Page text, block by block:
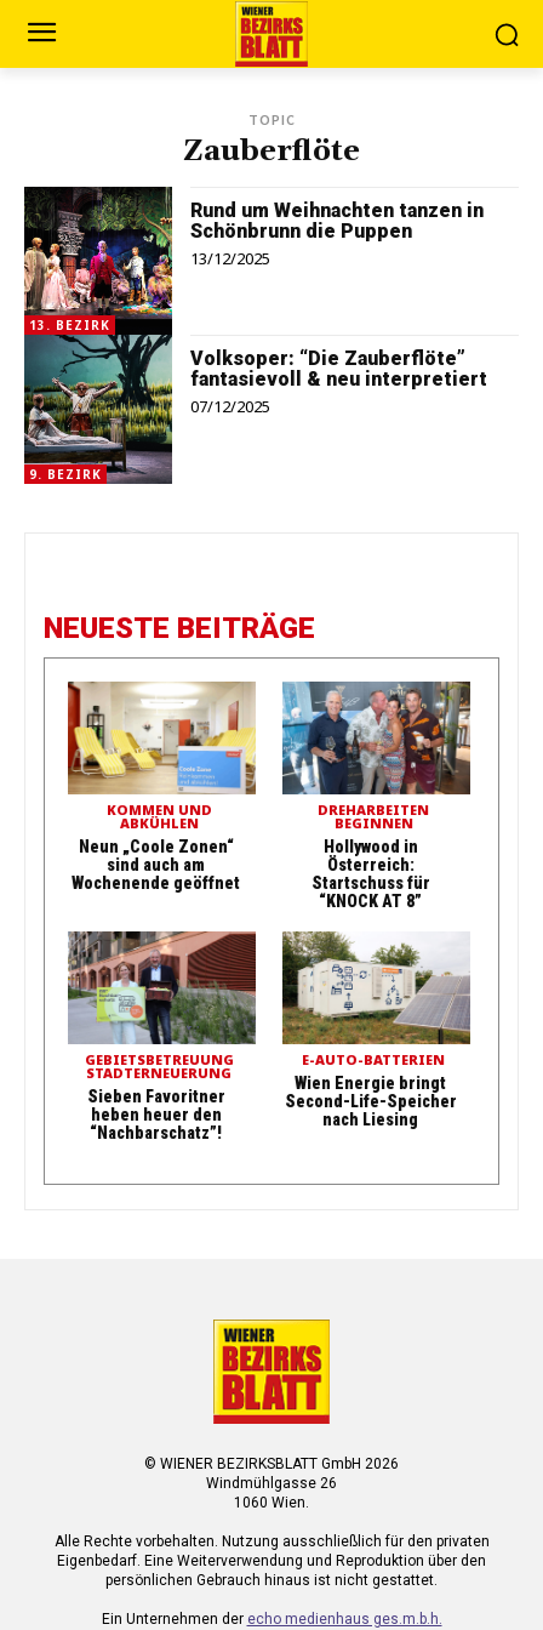
TOPIC
Zauberflöte
13. BEZIRK
Rund um Weihnachten tanzen in
Schönbrunn die Puppen
13/12/2025
9. BEZIRK
Volksoper: “Die Zauberflöte”
fantasievoll & neu interpretiert
07/12/2025
NEUESTE BEITRÄGE
KOMMEN UND
ABKÜHLEN
Neun „Coole Zonen“
sind auch am
Wochenende geöffnet
DREHARBEITEN
BEGINNEN
Hollywood in
Österreich:
Startschuss für
“KNOCK AT 8”
GEBIETSBETREUUNG
STADTERNEUERUNG
Sieben Favoritner
heben heuer den
“Nachbarschatz”!
E-AUTO-BATTERIEN
Wien Energie bringt
Second-Life-Speicher
nach Liesing
© WIENER BEZIRKSBLATT GmbH 2026
Windmühlgasse 26
1060 Wien.
Alle Rechte vorbehalten. Nutzung ausschließlich für den privaten
Eigenbedarf. Eine Weiterverwendung und Reproduktion über den
persönlichen Gebrauch hinaus ist nicht gestattet.
Ein Unternehmen der echo medienhaus ges.m.b.h.